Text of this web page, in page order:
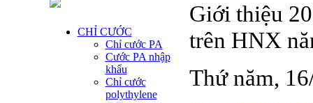
CHỈ CƯỚC
Chỉ cước PA
Cước PA nhập
khẩu
Chỉ cước
polythylene
Giới thiệu
trên HNX
Thứ năm,